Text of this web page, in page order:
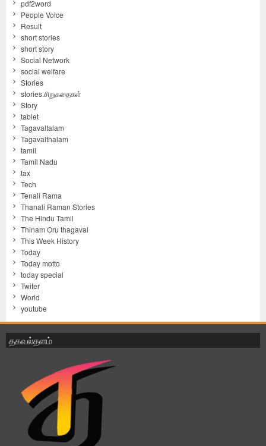
pdf2word
People Voice
Result
short stories
short story
Social Network
social welfare
Stories
stories.சிறுகதைகள்
Story
tablet
Tagavaltalam
Tagavalthalam
tamil
Tamil Nadu
tax
Tech
Tenali Rama
Thanali Raman Stories
The Hindu Tamil
Thinam Oru thagaval
This Week History
Today
Today motto
today special
Twiter
World
youtube
தகவல்தளம்